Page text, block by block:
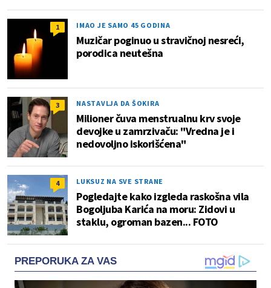
1 IMAO JE SAMO 45 GODINA
Muzičar poginuo u stravičnoj nesreći,
porodica neutešna
3 NASTAVLJA DA ŠOKIRA
Milioner čuva menstrualnu krv svoje
devojke u zamrzivaču: "Vredna je i
nedovoljno iskorišćena"
4 LUKSUZ NA SVE STRANE
Pogledajte kako izgleda raskošna vila
Bogoljuba Karića na moru: Zidovi u
staklu, ogroman bazen... FOTO
PREPORUKA ZA VAS